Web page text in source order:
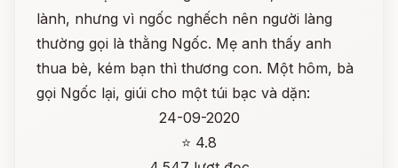
lành, nhưng vì ngốc nghếch nên người làng
thường gọi là thằng Ngốc. Mẹ anh thấy anh
thua bè, kém bạn thì thương con. Một hôm, bà
gọi Ngốc lại, giúi cho một túi bạc và dặn:
24-09-2020
⭐ 4.8